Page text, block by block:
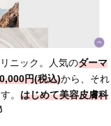
ニック。人気のダーマ
円(税込)から、それ
。 はじめて美容皮膚科